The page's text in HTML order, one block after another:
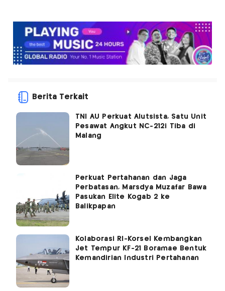
Berita Terkait
TNI AU Perkuat Alutsista, Satu Unit
Pesawat Angkut NC-212i Tiba di
Malang
Perkuat Pertahanan dan Jaga
Perbatasan, Marsdya Muzafar Bawa
Pasukan Elite Kogab 2 ke
Balikpapan
Kolaborasi RI-Korsel Kembangkan
Jet Tempur KF-21 Boramae Bentuk
Kemandirian Industri Pertahanan